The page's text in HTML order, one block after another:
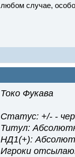
любом случае,
Токо Фукава
Статус: +/- -
Титул:
НД1(+):
Игроки